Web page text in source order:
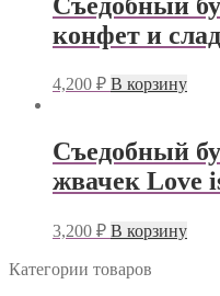
конфет и
4,200 ₽ В корзину
Съедобный
жвачек Love
3,200 ₽ В корзину
Категории товаров